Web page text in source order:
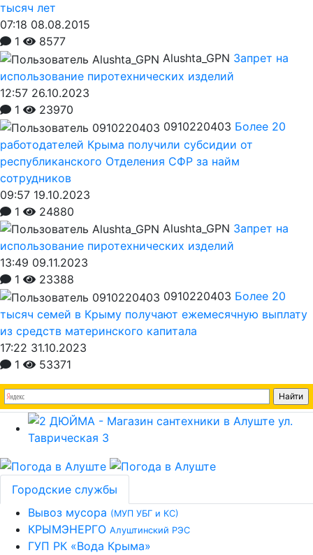
тысяч лет
07:18 08.08.2015
1
8577
Alushta_GPN Запрет на
использование пиротехнических изделий
12:57 26.10.2023
1
23970
0910220403 Более 20
работодателей Крыма получили субсидии от
республиканского Отделения СФР за найм
сотрудников
09:57 19.10.2023
1
24880
Alushta_GPN Запрет на
использование пиротехнических изделий
13:49 09.11.2023
1
23388
0910220403 Более 20
тысяч семей в Крыму получают ежемесячную выплату
из средств материнского капитала
17:22 31.10.2023
1
53371
Городские службы
Вывоз мусора (МУП УБГ и КС)
КРЫМЭНЕРГО Алуштинский РЭС
ГУП РК «Вода Крыма»